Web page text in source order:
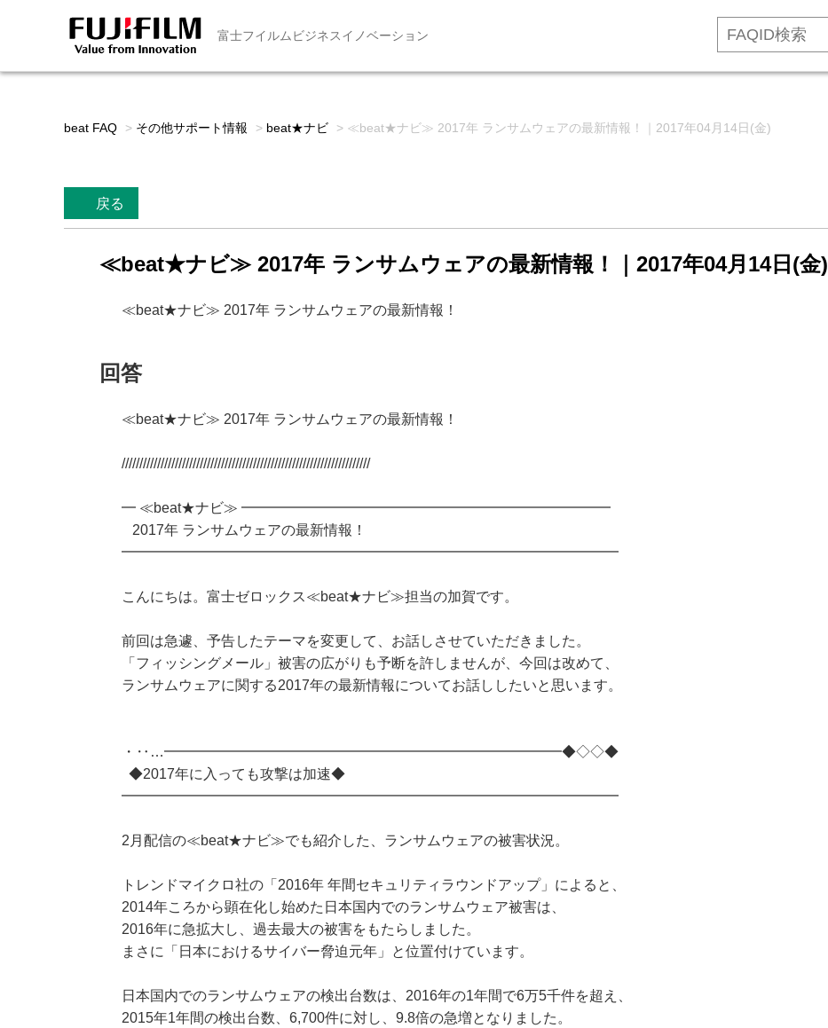
富士フイルムビジネスイノベーション
beat FAQ > その他サポート情報 > beat★ナビ > ≪beat★ナビ≫ 2017年 ランサムウェアの最新情報！｜2017年04月14日(金)
戻る
≪beat★ナビ≫ 2017年 ランサムウェアの最新情報！｜2017年04月14日(金)
≪beat★ナビ≫ 2017年 ランサムウェアの最新情報！
回答
≪beat★ナビ≫ 2017年 ランサムウェアの最新情報！
//////////////////////////////////////////////////////////////////////
━ ≪beat★ナビ≫ ━━━━━━━━━━━━━━━━━━━━━━━━━━
2017年 ランサムウェアの最新情報！
━━━━━━━━━━━━━━━━━━━━━━━━━━━━━━━━━━━
こんにちは。富士ゼロックス≪beat★ナビ≫担当の加賀です。
前回は急遽、予告したテーマを変更して、お話しさせていただきました。
「フィッシングメール」被害の広がりも予断を許しませんが、今回は改めて、
ランサムウェアに関する2017年の最新情報についてお話ししたいと思います。
・‥…━━━━━━━━━━━━━━━━━━━━━━━━━━━━◆◇◇◆
◆2017年に入っても攻撃は加速◆
━━━━━━━━━━━━━━━━━━━━━━━━━━━━━━━━━━━
2月配信の≪beat★ナビ≫でも紹介した、ランサムウェアの被害状況。
トレンドマイクロ社の「2016年 年間セキュリティラウンドアップ」によると、
2014年ころから顕在化し始めた日本国内でのランサムウェア被害は、
2016年に急拡大し、過去最大の被害をもたらしました。
まさに「日本におけるサイバー脅迫元年」と位置付けています。
日本国内でのランサムウェアの検出台数は、2016年の1年間で6万5千件を超え、
2015年1年間の検出台数、6,700件に対し、9.8倍の急増となりました。